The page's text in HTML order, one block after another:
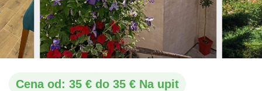
Cena od: 35 € do 35 € Na upit